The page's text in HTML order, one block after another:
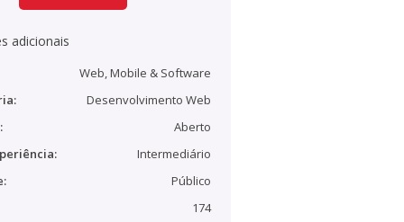
adicionais
Web, Mobile & Software
Desenvolvimento Web
Aberto
Intermediário
Público
174